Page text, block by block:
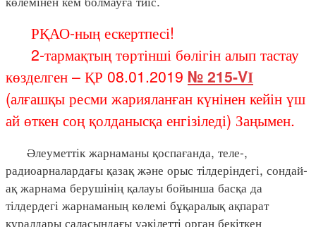
РҚАО-ның ескертпесі!
2-тармақтың төртінші бөлігін алып тастау
көзделген – ҚР 08.01.2019 № 215-VІ
(алғашқы ресми жарияланған күнінен кейін үш
ай өткен соң қолданысқа енгізіледі) Заңымен.
Әлеуметтік жарнаманы қоспағанда, теле-,
радиоарналардағы қазақ және орыс тілдеріндегі, сондай-
ақ жарнама берушінің қалауы бойынша басқа да
тілдердегі жарнаманың көлемі бұқаралық ақпарат
құралдары саласындағы уәкілетті орган бекіткен